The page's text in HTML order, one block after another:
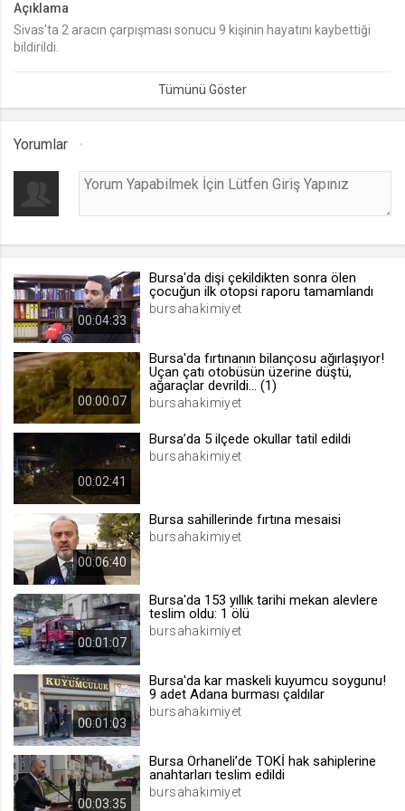
lang
Seçilen dil tercihini tutmak
.web.tv
[hash]
.web.tv
channelCategories
Site içeriği önerme
voteLike*
1 ay
.web.tv
İsimsiz ziyaretçi için site içeriği
Açıklama
Sivas'ta 2 aracın çarpışması sonucu 9 kişinin hayatını kaybettiği
bildirildi.
Yorumlar
00:04:33
Bursa'da dişi çekildikten sonra ölen
çocuğun ilk otopsi raporu tamamlandı
bursahakimiyet
00:00:07
Bursa'da fırtınanın bilançosu ağırlaşıyor!
Uçan çatı otobüsün üzerine düştü,
ağaraçlar devrildi... (1)
bursahakimiyet
00:02:41
Bursa’da 5 ilçede okullar tatil edildi
bursahakimiyet
00:06:40
Bursa sahillerinde fırtına mesaisi
bursahakimiyet
00:01:07
Bursa'da 153 yıllık tarihi mekan alevlere
teslim oldu: 1 ölü
bursahakimiyet
00:01:03
Bursa'da kar maskeli kuyumcu soygunu!
9 adet Adana burması çaldılar
bursahakimiyet
00:03:35
Bursa Orhaneli’de TOKİ hak sahiplerine
anahtarları teslim edildi
bursahakimiyet